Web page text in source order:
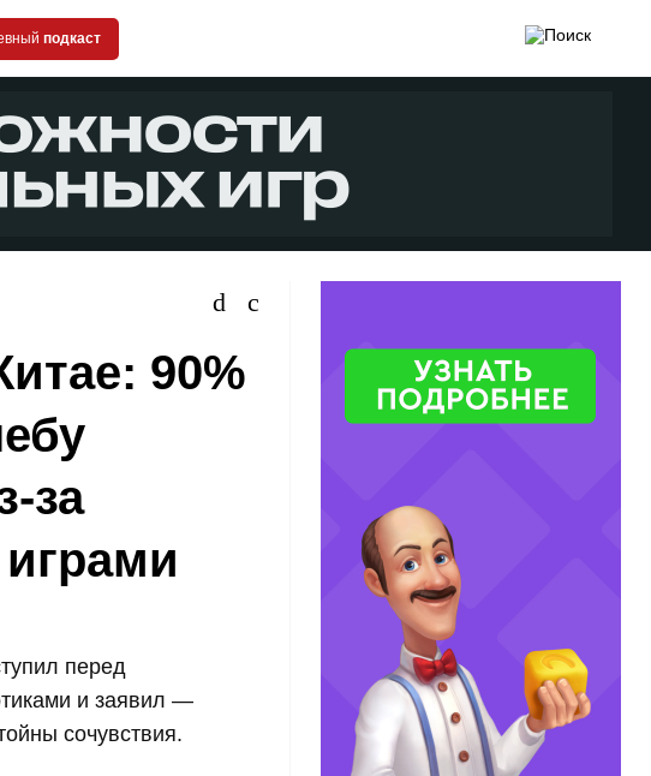
подкаст
90%
за
перед
и заявил —
сочувствия.